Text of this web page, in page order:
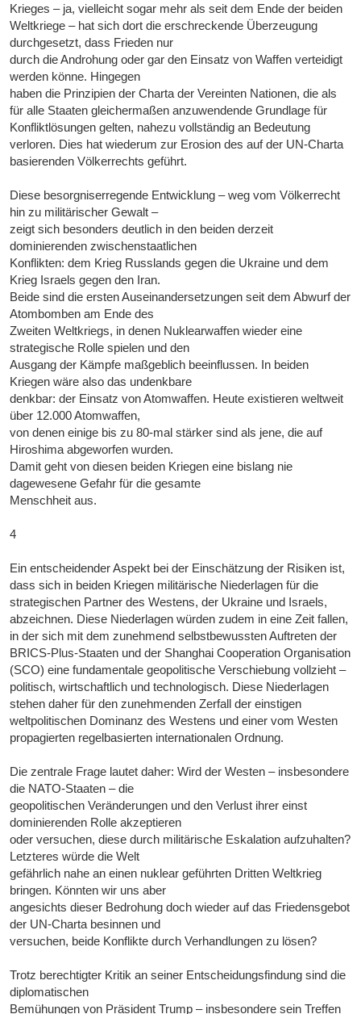
Krieges – ja, vielleicht sogar mehr als seit dem Ende der beiden
Weltkriege – hat sich dort die erschreckende Überzeugung
durchgesetzt, dass Frieden nur
durch die Androhung oder gar den Einsatz von Waffen verteidigt
werden könne. Hingegen
haben die Prinzipien der Charta der Vereinten Nationen, die als
für alle Staaten gleichermaßen anzuwendende Grundlage für
Konfliktlösungen gelten, nahezu vollständig an Bedeutung
verloren. Dies hat wiederum zur Erosion des auf der UN-Charta
basierenden Völkerrechts geführt.
Diese besorgniserregende Entwicklung – weg vom Völkerrecht
hin zu militärischer Gewalt –
zeigt sich besonders deutlich in den beiden derzeit
dominierenden zwischenstaatlichen
Konflikten: dem Krieg Russlands gegen die Ukraine und dem
Krieg Israels gegen den Iran.
Beide sind die ersten Auseinandersetzungen seit dem Abwurf der
Atombomben am Ende des
Zweiten Weltkriegs, in denen Nuklearwaffen wieder eine
strategische Rolle spielen und den
Ausgang der Kämpfe maßgeblich beeinflussen. In beiden
Kriegen wäre also das undenkbare
denkbar: der Einsatz von Atomwaffen. Heute existieren weltweit
über 12.000 Atomwaffen,
von denen einige bis zu 80-mal stärker sind als jene, die auf
Hiroshima abgeworfen wurden.
Damit geht von diesen beiden Kriegen eine bislang nie
dagewesene Gefahr für die gesamte
Menschheit aus.
4
Ein entscheidender Aspekt bei der Einschätzung der Risiken ist,
dass sich in beiden Kriegen militärische Niederlagen für die
strategischen Partner des Westens, der Ukraine und Israels,
abzeichnen. Diese Niederlagen würden zudem in eine Zeit fallen,
in der sich mit dem zunehmend selbstbewussten Auftreten der
BRICS-Plus-Staaten und der Shanghai Cooperation Organisation
(SCO) eine fundamentale geopolitische Verschiebung vollzieht –
politisch, wirtschaftlich und technologisch. Diese Niederlagen
stehen daher für den zunehmenden Zerfall der einstigen
weltpolitischen Dominanz des Westens und einer vom Westen
propagierten regelbasierten internationalen Ordnung.
Die zentrale Frage lautet daher: Wird der Westen – insbesondere
die NATO-Staaten – die
geopolitischen Veränderungen und den Verlust ihrer einst
dominierenden Rolle akzeptieren
oder versuchen, diese durch militärische Eskalation aufzuhalten?
Letzteres würde die Welt
gefährlich nahe an einen nuklear geführten Dritten Weltkrieg
bringen. Könnten wir uns aber
angesichts dieser Bedrohung doch wieder auf das Friedensgebot
der UN-Charta besinnen und
versuchen, beide Konflikte durch Verhandlungen zu lösen?
Trotz berechtigter Kritik an seiner Entscheidungsfindung sind die
diplomatischen
Bemühungen von Präsident Trump – insbesondere sein Treffen